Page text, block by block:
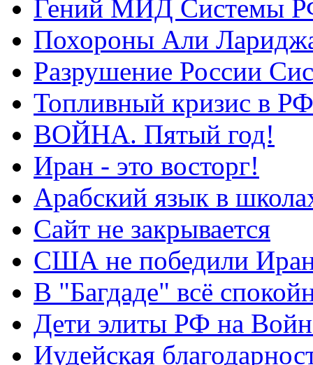
Гений МИД Системы
Похороны Али
Разрушение России
Топливный кризис в РФ
ВОЙНА. Пятый год!
Иран - это восторг!
Арабский язык в
Сайт не закрывается
США не победили
В "Багдаде" всё
Дети элиты РФ на
Иудейская